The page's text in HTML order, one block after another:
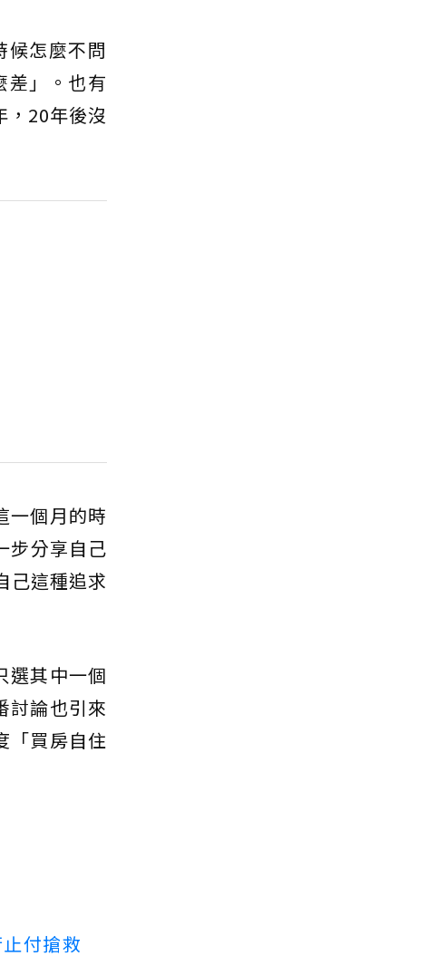
候怎麼不問
差」。也有
，20年後沒
一個月的時
步分享自己
己這種追求
選其中一個
討論也引來
「買房自住
付搶救